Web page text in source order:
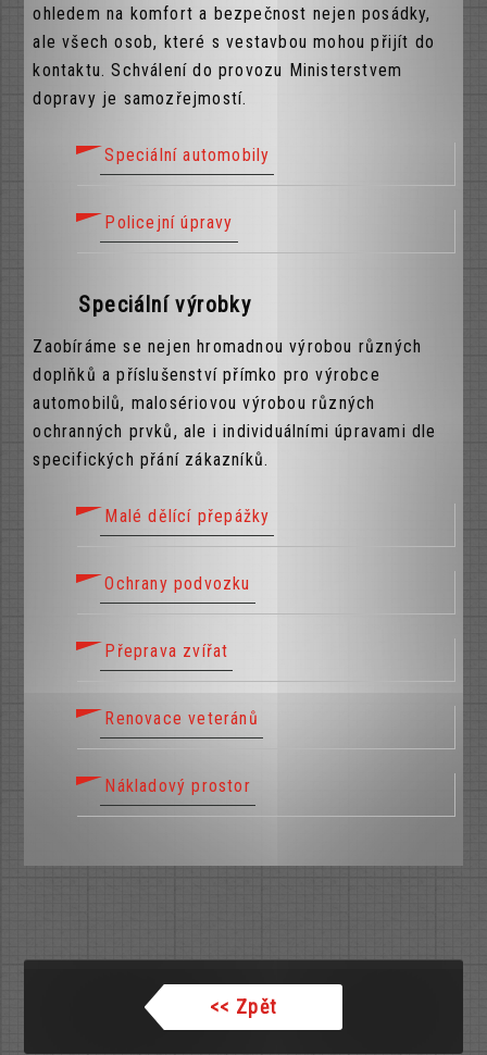
ohledem na komfort a bezpečnost nejen posádky,
ale všech osob, které s vestavbou mohou přijít do
kontaktu. Schválení do provozu Ministerstvem
dopravy je samozřejmostí.
Speciální automobily
Policejní úpravy
Speciální výrobky
Zaobíráme se nejen hromadnou výrobou různých
doplňků a příslušenství přímko pro výrobce
automobilů, malosériovou výrobou různých
ochranných prvků, ale i individuálními úpravami dle
specifických přání zákazníků.
Malé dělící přepážky
Ochrany podvozku
Přeprava zvířat
Renovace veteránů
Nákladový prostor
<< Zpět